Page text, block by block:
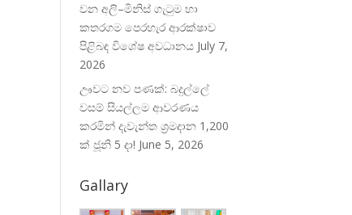
වන අලි–මිනිස් ගැටුම හා
කතරගම පෙරහැර ආරක්ෂාව
පිළිබඳ විශේෂ අවධානය July 7,
2026
ඌවට නව පණක්: බදුල්ලේ
වසම් සියල්ලම ආවරණය
කරමින් දැවැන්ත ශ්‍රමදාන 1,200
ක් ජූනි 5 දා! June 5, 2026
Gallary